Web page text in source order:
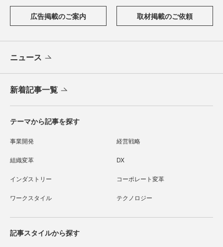
広告掲載のご案内 取材掲載のご依頼
ニュース
新着記事一覧
テーマから記事を探す
事業開発 経営戦略
組織変革 DX
インダストリー コーポレート変革
ワークスタイル テクノロジー
記事スタイルから探す